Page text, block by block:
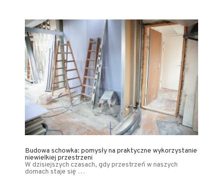
Budowa schowka: pomysły na praktyczne wykorzystanie
niewielkiej przestrzeni
W dzisiejszych czasach, gdy przestrzeń w naszych
domach staje się …